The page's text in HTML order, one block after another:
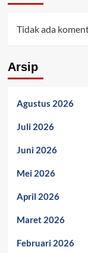
Tidak ada
Arsip
Agustus 2026
Juli 2026
Juni 2026
Mei 2026
April 2026
Maret 2026
Februari 2026